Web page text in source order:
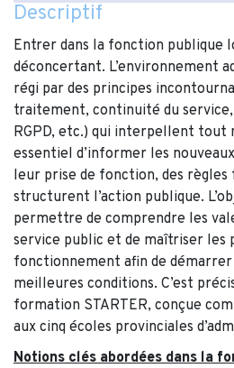
Descriptif
Entrer dans la fonction publique
déconcertant. L’environnement
régi par des principes
traitement, continuité du
RGPD, etc.) qui interpellent tout
essentiel d’informer les
leur prise de fonction, des règles
structurent l’action publique.
permettre de comprendre les
service public et de maîtriser les
fonctionnement afin de démarrer
meilleures conditions. C’est
formation STARTER, conçue
aux cinq écoles provinciales
Notions clés abordées dans la